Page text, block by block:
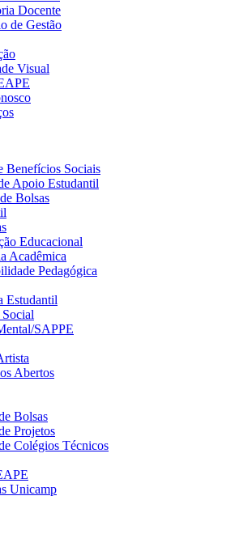
Docente
de Gestão
Visual
Benefícios Sociais
Apoio Estudantil
Bolsas
Educacional
Acadêmica
Pedagógica
Estudantil
SAPPE
Abertos
Bolsas
Projetos
Colégios Técnicos
Unicamp